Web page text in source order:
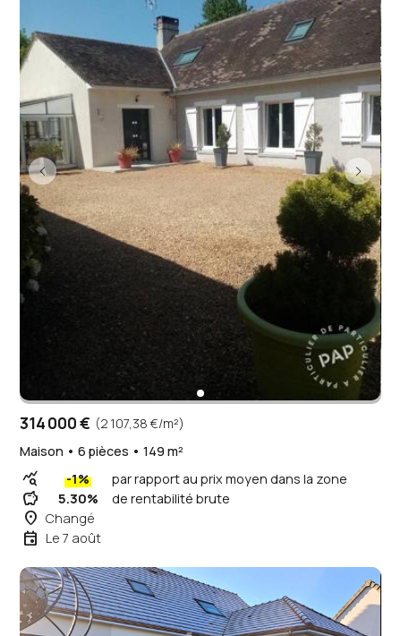
314 000 € (2 107,38 €/m²)
Maison • 6 pièces • 149 m²
query_stats -1% par rapport au prix moyen dans la zone
savings 5.30% de rentabilité brute
place Changé
event Le 7 août